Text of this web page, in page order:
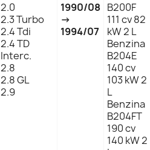
2.0
2.3 Turbo
2.4 Tdi
2.4 TD
Interc.
2.8
2.8 GL
2.9
1990/08
→
1994/07
B200F
111 cv 82
kW 2 L
Benzina
B204E
140 cv
103 kW 2
L
Benzina
B204FT
190 cv
140 kW 2